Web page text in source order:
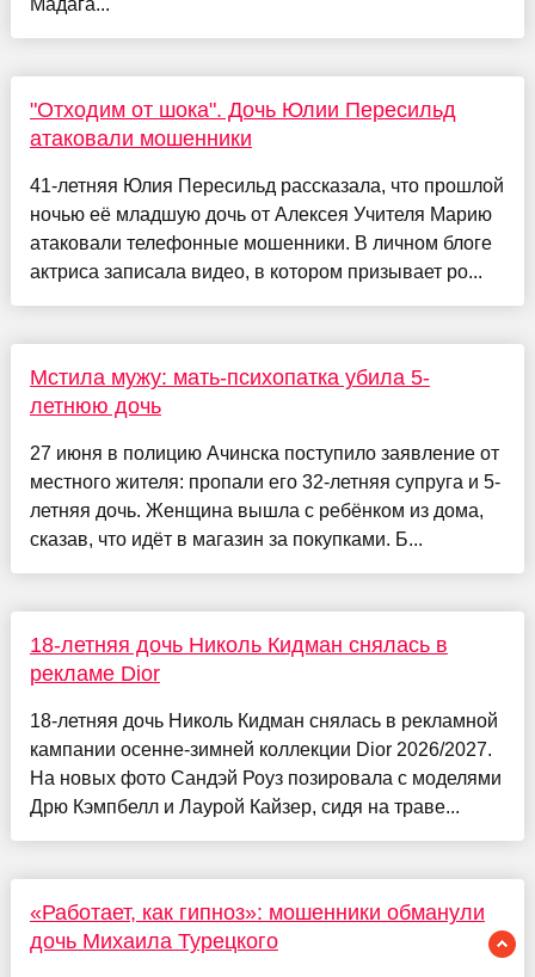
Мадага...
"Отходим от шока". Дочь Юлии Пересильд
атаковали мошенники
41-летняя Юлия Пересильд рассказала, что прошлой
ночью её младшую дочь от Алексея Учителя Марию
атаковали телефонные мошенники. В личном блоге
актриса записала видео, в котором призывает ро...
Мстила мужу: мать-психопатка убила 5-
летнюю дочь
27 июня в полицию Ачинска поступило заявление от
местного жителя: пропали его 32-летняя супруга и 5-
летняя дочь. Женщина вышла с ребёнком из дома,
сказав, что идёт в магазин за покупками. Б...
18-летняя дочь Николь Кидман снялась в
рекламе Dior
18-летняя дочь Николь Кидман снялась в рекламной
кампании осенне-зимней коллекции Dior 2026/2027.
На новых фото Сандэй Роуз позировала с моделями
Дрю Кэмпбелл и Лаурой Кайзер, сидя на траве...
«Работает, как гипноз»: мошенники обманули
дочь Михаила Турецкого